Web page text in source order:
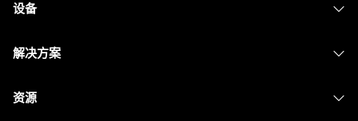
设备
解决方案
资源